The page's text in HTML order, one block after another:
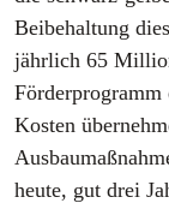
Beibehaltung
jährlich 65
Kosten
heute, gut drei